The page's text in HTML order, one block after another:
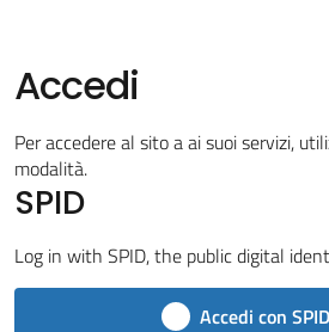
Amministrazione
Novità
Servizi
Vivere
Accedi
Per accedere al sito a ai suoi servizi,
modalità.
SPID
Log in with SPID, the public digital
Accedi con